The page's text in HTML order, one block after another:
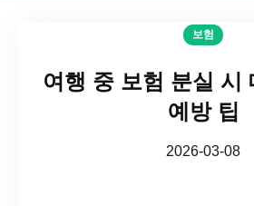
보험
여행 중 보험 분실 시
예방 팁
2026-03-08